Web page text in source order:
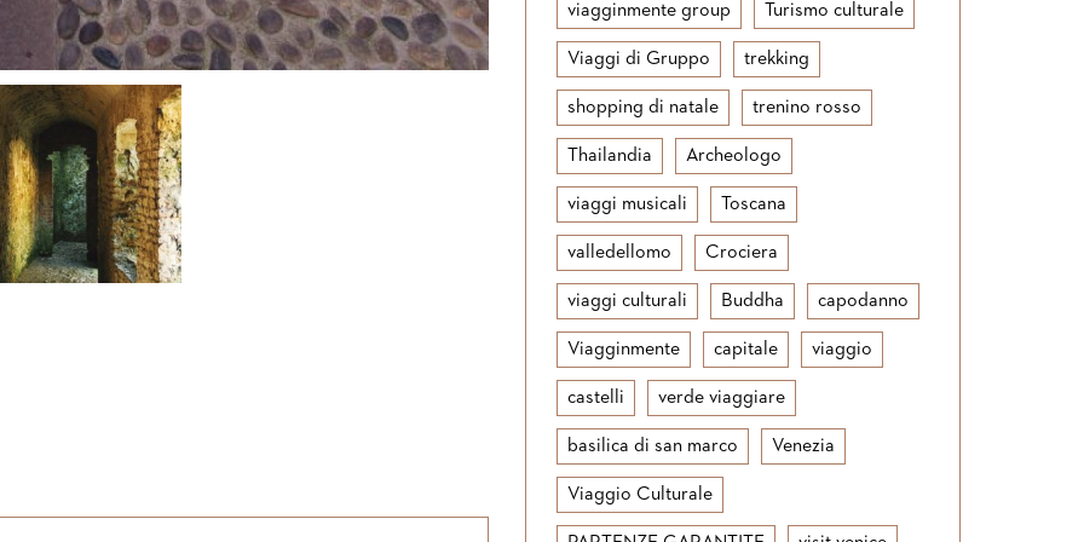
viagginmente group Turismo culturale
Viaggi di Gruppo trekking
shopping di natale trenino rosso
Thailandia Archeologo
viaggi musicali Toscana
valledellomo Crociera
viaggi culturali Buddha capodanno
Viagginmente capitale viaggio
castelli verde viaggiare
basilica di san marco Venezia
Viaggio Culturale